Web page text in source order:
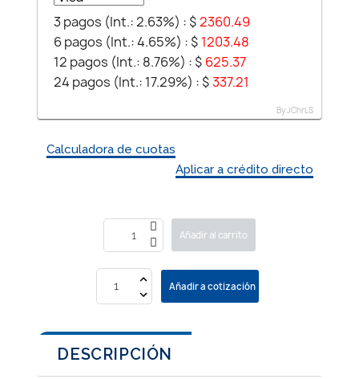
3 pagos (Int.: 2.63%) : $ 2360.49
6 pagos (Int.: 4.65%) : $ 1203.48
12 pagos (Int.: 8.76%) : $ 625.37
24 pagos (Int.: 17.29%) : $ 337.21
By JChrLS
Calculadora de cuotas
Aplicar a crédito directo
Añadir al carrito
Añadir a cotización
DESCRIPCIÓN